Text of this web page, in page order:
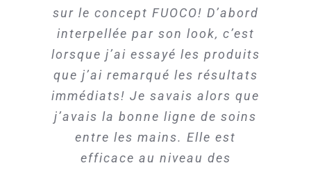
sur le concept FUOCO! D’abord
interpellée par son look, c’est
lorsque j’ai essayé les produits
que j’ai remarqué les résultats
immédiats! Je savais alors que
j’avais la bonne ligne de soins
entre les mains. Elle est
efficace au niveau des